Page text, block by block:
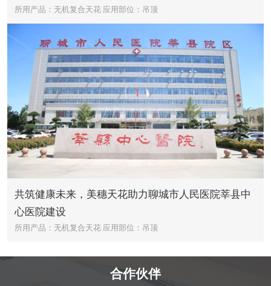
所用产品：无机复合天花 应用部位：吊顶
共筑健康未来，美穗天花助力聊城市人民医院莘县中
心医院建设
所用产品：无机复合天花 应用部位：吊顶
合作伙伴